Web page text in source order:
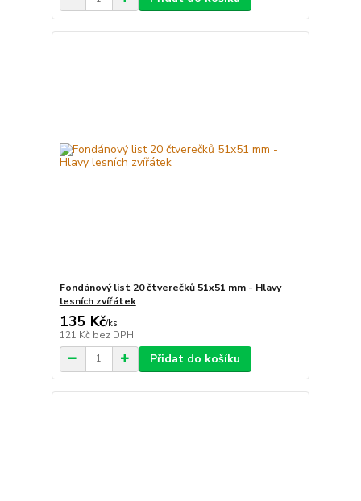
Fondánový list 20 čtverečků 51x51 mm - Hlavy
lesních zvířátek
135 Kč/ks
121 Kč bez DPH
Přidat do košíku